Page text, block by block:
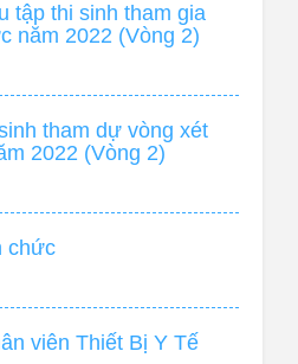
tập thi sinh tham gia
năm 2022 (Vòng 2)
tham dự vòng xét
2022 (Vòng 2)
chức
viên Thiết Bị Y Tế